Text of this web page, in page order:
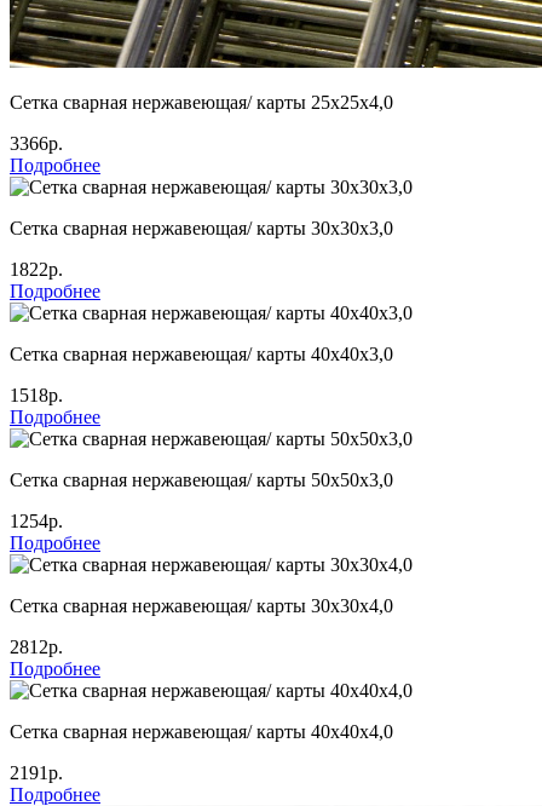
Сетка сварная нержавеющая/ карты 25х25х4,0
3366р.
Подробнее
Сетка сварная нержавеющая/ карты 30х30х3,0
1822р.
Подробнее
Сетка сварная нержавеющая/ карты 40х40х3,0
1518р.
Подробнее
Сетка сварная нержавеющая/ карты 50х50х3,0
1254р.
Подробнее
Сетка сварная нержавеющая/ карты 30х30х4,0
2812р.
Подробнее
Сетка сварная нержавеющая/ карты 40х40х4,0
2191р.
Подробнее